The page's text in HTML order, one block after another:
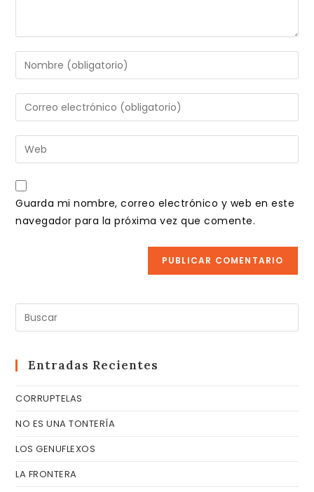
Introduce
tu
nombre
de
usuario
para
comentar
Introduce
tu
dirección
de
electrónico
para
comentar
Introduce
la
URL
de
Guarda mi nombre, correo electrónico y web en este
navegador para la próxima vez que comente.
Entradas Recientes
CORRUPTELAS
NO ES UNA TONTERÍA
LOS GENUFLEXOS
LA FRONTERA